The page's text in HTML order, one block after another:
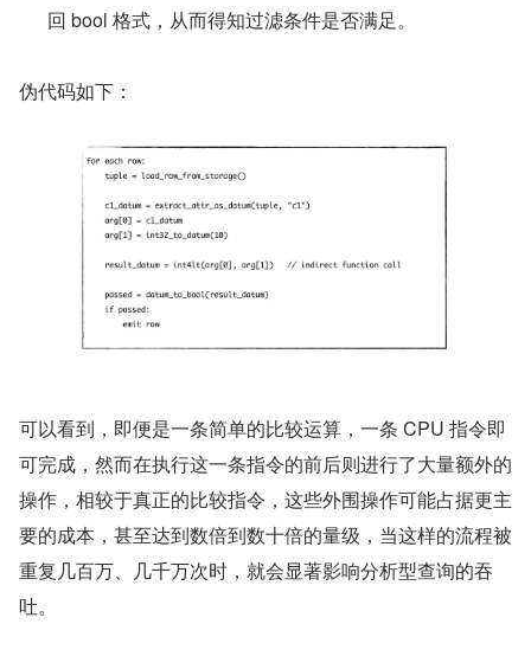
回 bool 格式，从而得知过滤条件是否满足。
伪代码如下：
可以看到，即便是一条简单的比较运算，一条 CPU 指令即
可完成，然而在执行这一条指令的前后则进行了大量额外的
操作，相较于真正的比较指令，这些外围操作可能占据更主
要的成本，甚至达到数倍到数十倍的量级，当这样的流程被
重复几百万、几千万次时，就会显著影响分析型查询的吞
吐。